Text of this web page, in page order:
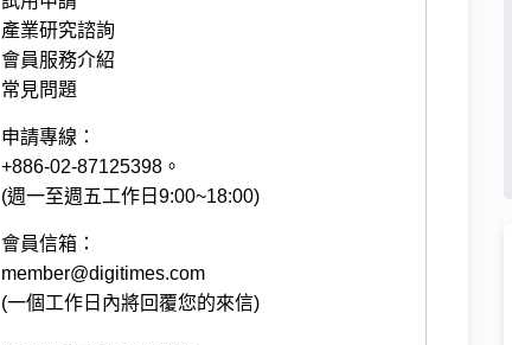
產業研究諮詢
會員服務介紹
常見問題
申請專線：
+886-02-87125398。
(週一至週五工作日9:00~18:00)
會員信箱：
member@digitimes.com
(一個工作日內將回覆您的來信)